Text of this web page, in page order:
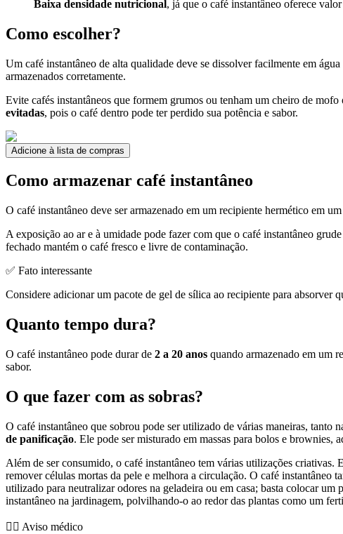
Baixa densidade nutricional, já que o café instantâneo oferece
Como escolher?
Um café instantâneo de alta qualidade deve se dissolver facilmente em
armazenados corretamente.
Evite cafés instantâneos que formem grumos ou tenham um cheiro de
evitadas, pois o café dentro pode ter perdido sua potência e sabor.
Adicione à lista de compras
Como armazenar café instantâneo
O café instantâneo deve ser armazenado em um recipiente hermético em
A exposição ao ar e à umidade pode fazer com que o café instantâneo grude
fechado mantém o café fresco e livre de contaminação.
✅ Fato interessante
Considere adicionar um pacote de gel de sílica ao recipiente para absorver
Quanto tempo dura?
O café instantâneo pode durar de 2 a 20 anos quando armazenado em um
sabor.
O que fazer com as sobras?
O café instantâneo que sobrou pode ser utilizado de várias maneiras,
de panificação. Ele pode ser misturado em massas para bolos e brownies,
Além de ser consumido, o café instantâneo tem várias utilizações
remover células mortas da pele e melhora a circulação. O café instantâneo
utilizado para neutralizar odores na geladeira ou em casa; basta colocar um
instantâneo na jardinagem, polvilhando-o ao redor das plantas como um
👨‍⚕️️ Aviso médico